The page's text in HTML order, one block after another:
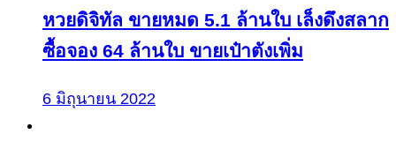
หวยดิจิทัล ขายหมด 5.1 ล้านใบ เล็งดึงสลาก
ซื้อจอง 64 ล้านใบ ขายเป๋าตังเพิ่ม
6 มิถุนายน 2022